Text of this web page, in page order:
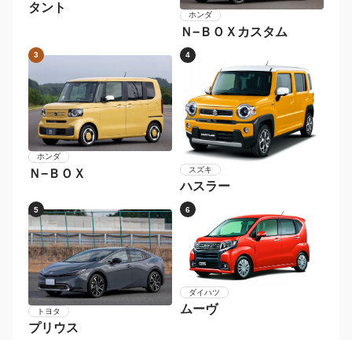
タント
ホンダ
Ｎ−ＢＯＸカスタム
3
ホンダ
Ｎ−ＢＯＸ
4
スズキ
ハスラー
5
トヨタ
プリウス
6
ダイハツ
ムーヴ